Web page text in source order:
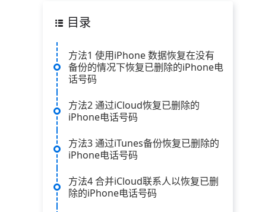
目录
方法1 使用iPhone 数据恢复在没有
备份的情况下恢复已删除的iPhone电
话号码
方法2 通过iCloud恢复已删除的
iPhone电话号码
方法3 通过iTunes备份恢复已删除的
iPhone电话号码
方法4 合并iCloud联系人以恢复已删
除的iPhone电话号码